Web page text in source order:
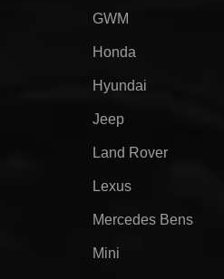
GWM
Honda
Hyundai
Jeep
Land Rover
Lexus
Mercedes Bens
Mini